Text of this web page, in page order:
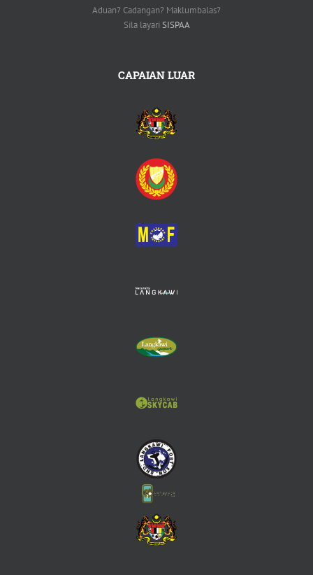
Aduan? Cadangan? Maklumbalas?
Sila layari SISPAA
CAPAIAN LUAR